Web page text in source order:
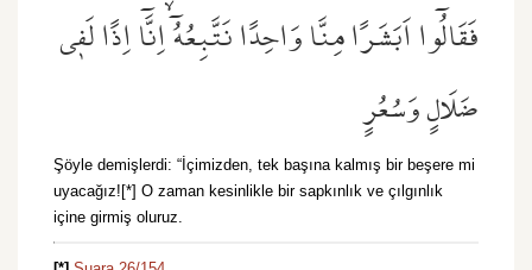
فَقَالُٓوا اَبَشَرًا مِنَّا وَاحِدًا نَتَّبِعُهُٓۙ اِنَّٓا اِذًا لَف۪ي
ضَلَالٍ وَسُعُرٍ
Şöyle demişlerdi: “İçimizden, tek başına kalmış bir beşere mi
uyacağız![*] O zaman kesinlikle bir sapkınlık ve çılgınlık
içine girmiş oluruz.